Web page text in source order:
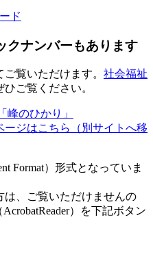
ド
クナンバーもあります
覧いただけます。 社会福祉
ひご覧ください。
ジはこちら（別サイトへ移
Format）形式となっていま
は、ご覧いただけませんの
）を下記ボタン